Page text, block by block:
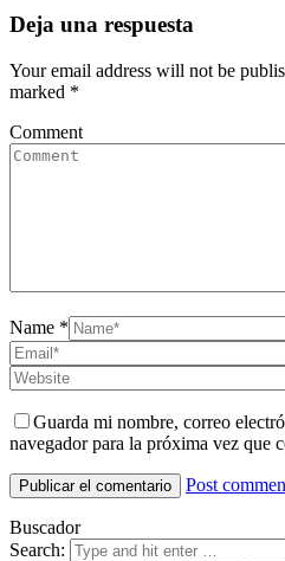
Deja una respuesta
Your email address will not be
marked *
Comment
Name *
Guarda mi nombre, correo
navegador para la próxima vez que
Post
Buscador
Search: